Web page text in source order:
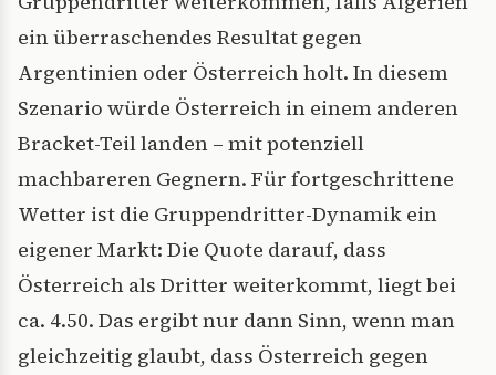
ein überraschendes Resultat gegen
Argentinien oder Österreich holt. In diesem
Szenario würde Österreich in einem anderen
Bracket-Teil landen – mit potenziell
machbareren Gegnern. Für fortgeschrittene
Wetter ist die Gruppendritter-Dynamik ein
eigener Markt: Die Quote darauf, dass
Österreich als Dritter weiterkommt, liegt bei
ca. 4.50. Das ergibt nur dann Sinn, wenn man
gleichzeitig glaubt, dass Österreich gegen